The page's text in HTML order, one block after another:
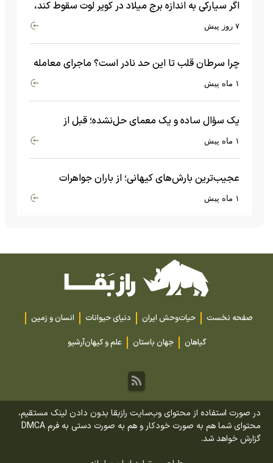
اگر سیارکی به اندازه برج میلاد در کویر لوت سقوط کند،
چه اتفاقی می‌افتد؟
۷ روز پیش
چرا سرطان قلب تا این حد نادر است؟ ماجرای معامله
عجیبی که در بدن اتفاق می‌افتد!۱ ماه پیش
یک سؤال ساده و یک معمای حل‌نشده؛ قبل از
بیگ‌بنگ و آغاز جهان چه چیزی وجود داشت؟۱ ماه پیش
عجیب‌ترین بارش‌های کیهانی؛ از باران جواهرات
گران‌قیمت تا بارش آهن و شیشه۱ ماه پیش
صفحه نخست حیات‌وحش ایران دنیای حیوانات
انسان و زمین
گیاهان
جهان باستان علم و کیهانآرشیو
در صورت استفاده از محتوای وب‌سایت رازبقا بدون دادن لینک مستقیم،
محتوای شما هم به صورت خودکار و هم به صورت دستی به فرم DMCA
گزارش خواهد شد.